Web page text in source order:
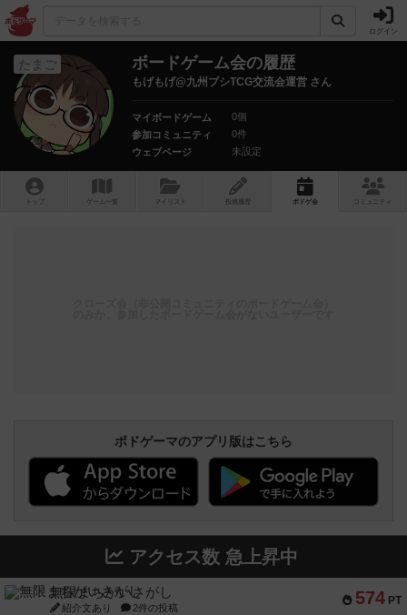
ログイン
たまご ボードゲーム会の履歴
もげもげ@九州ブシTCG交流会運営 さん
マイボードゲーム
0個
参加コミュニティ
0件
ウェブページ
未設定
トップ ゲーム一覧 マイリスト 投稿履歴 ボ ドゲ会 コミュニティ
ボドゲーマのアプリ版はこちら
アクセス数 急上昇中
574 PT
無限まちがいさがし
紹介文あり 2件の投稿